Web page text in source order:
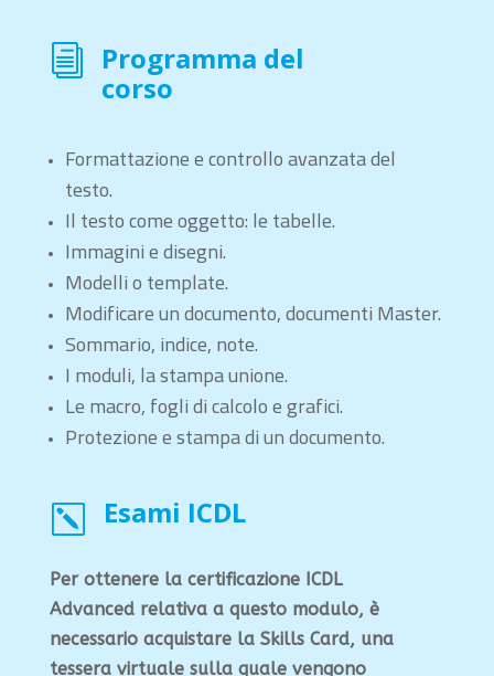
i Programma del
corso
Formattazione e controllo avanzata del
testo.
Il testo come oggetto: le tabelle.
Immagini e disegni.
Modelli o template.
Modificare un documento, documenti Master.
Sommario, indice, note.
I moduli, la stampa unione.
Le macro, fogli di calcolo e grafici.
Protezione e stampa di un documento.
k Esami ICDL
Per ottenere la certificazione ICDL
Advanced relativa a questo modulo, è
necessario acquistare la Skills Card, una
tessera virtuale sulla quale vengono